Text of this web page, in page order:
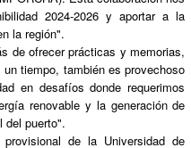
2024-2026 y aportar a la
la región".
de ofrecer prácticas y memorias,
tiempo, también es provechoso
en desafíos donde requerimos
renovable y la generación de
del puerto".
de la Universidad de